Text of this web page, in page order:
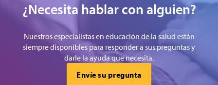
¿Necesita hablar con alguien?
Nuestros especialistas en educación de la salud están
siempre disponibles para responder a sus preguntas y
darle la ayuda que necesita.
Envíe su pregunta